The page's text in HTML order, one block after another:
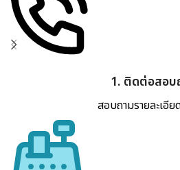
1. ติดต่อสอบ
สอบถามรายละเอีย